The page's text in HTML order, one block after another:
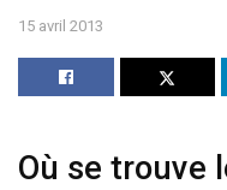
15 avril 2013
Où se trouve